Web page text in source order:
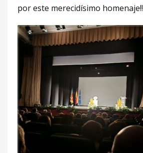
por este merecidísimo homenaje!!